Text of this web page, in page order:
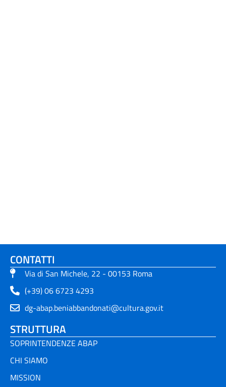
CONTATTI
Via di San Michele, 22 - 00153 Roma
(+39) 06 6723 4293
dg-abap.beniabbandonati@cultura.gov.it
STRUTTURA
SOPRINTENDENZE ABAP
CHI SIAMO
MISSION